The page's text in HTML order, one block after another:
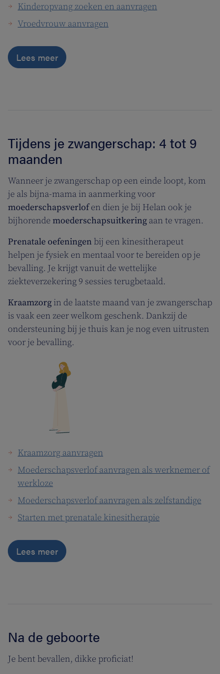
Kinderopvang zoeken en aanvragen
Vroedvrouw aanvragen
Lees meer
Tijdens je zwangerschap: 4 tot 9
maanden
Wanneer je zwangerschap op een einde loopt, kom
je als bijna-mama in aanmerking voor
moederschapsverlofen dien je bij Helan ook je
bijhorende moederschapsuitkering aan te vragen.
Prenatale oefeningen bij een kinesitherapeut
helpen je fysiek en mentaal voor te bereiden op je
bevalling. Je krijgt vanuit de wettelijke
ziekteverzekering 9 sessies terugbetaald.
Kraamzorg in de laatste maand van je zwangerschap
is vaak een zeer welkom geschenk. Dankzij de
ondersteuning bij je thuis kan je nog even uitrusten
voor je bevalling.
Kraamzorg aanvragen
Moederschapsverlof aanvragen als werknemer of
werkloze
Moederschapsverlof aanvragen als zelfstandige
Starten met prenatale kinesitherapie
Lees meer
Na de geboorte
Je bent bevallen, dikke proficiat!